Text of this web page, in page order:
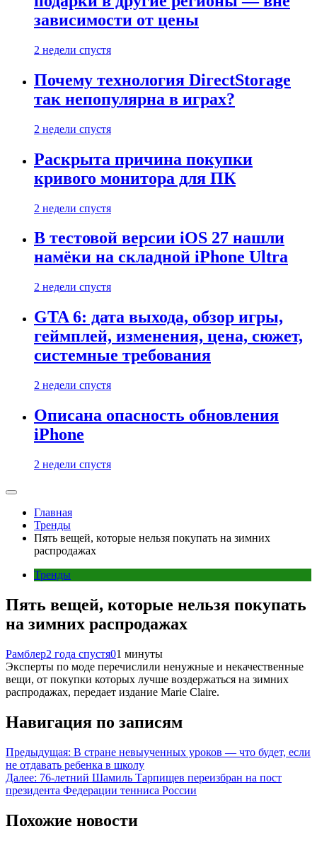
зависимости от цены
2 недели спустя
Почему технология DirectStorage
так непопулярна в играх?
2 недели спустя
Раскрыта причина покупки
кривого монитора для ПК
2 недели спустя
В тестовой версии iOS 27 нашли
намёки на складной iPhone Ultra
2 недели спустя
GTA 6: дата выхода, обзор игры,
геймплей, изменения, цена, сюжет,
системные требования
2 недели спустя
Описана опасность обновления
iPhone
2 недели спустя
Главная
Тренды
Пять вещей, которые нельзя покупать на зимних
распродажах
Тренды
Пять вещей, которые нельзя покупать
на зимних распродажах
Рамблер2 года спустя01 минуты
Эксперты по моде перечислили ненужные и некачественные
вещи, от покупки которых лучше воздержаться на зимних
распродажах, передает издание Marie Claire.
Навигация по записям
Предыдущая: В стране невыученных уроков — что будет, если
не отдавать ребенка в школу
Далее: 76-летний Шамиль Тарпищев переизбран на пост
президента Федерации тенниса России
Похожие новости